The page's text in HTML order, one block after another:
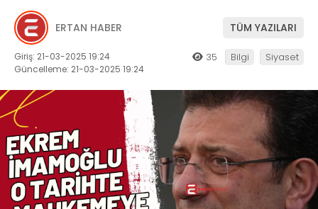
ERTAN HABER TÜM YAZILARI
Giriş: 21-03-2025 19:24
Güncelleme: 21-03-2025 19:24
35 Bilgi Siyaset